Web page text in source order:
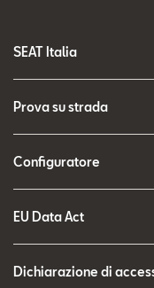
SEAT Italia
Prova su strada
Configuratore
EU Data Act
Dichiarazione di